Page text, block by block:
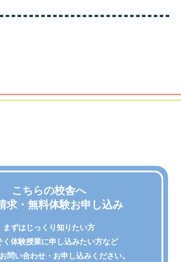
こちらの校舎へ
求・無料体験お申し込み
まずはじっくり知りたい方
く体験授業に申し込みたい方など
問い合わせ・お申し込みください。